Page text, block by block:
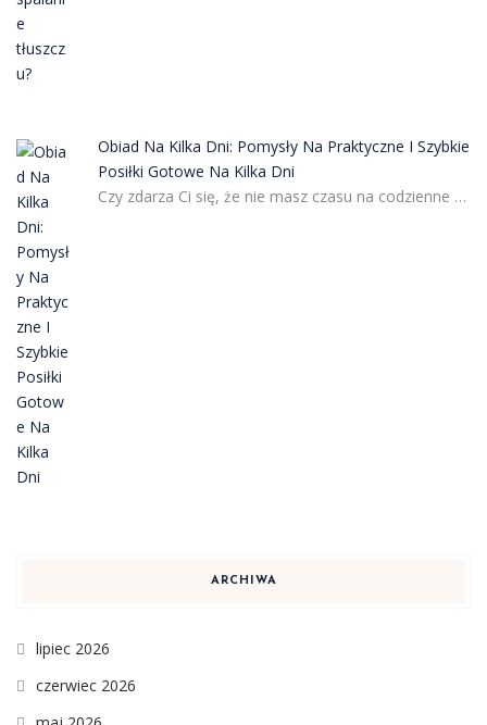
Obiad Na Kilka Dni: Pomysły Na Praktyczne I Szybkie
Posiłki Gotowe Na Kilka Dni
Czy zdarza Ci się, że nie masz czasu na codzienne …
ARCHIWA
lipiec 2026
czerwiec 2026